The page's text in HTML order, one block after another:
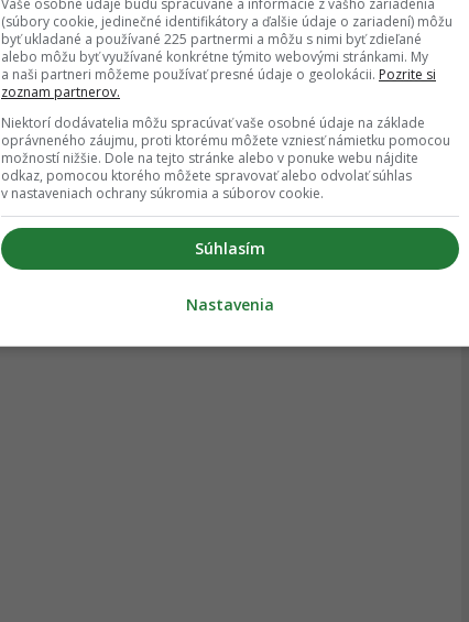
Vaše osobné údaje budú spracúvané a informácie z vášho zariadenia
(súbory cookie, jedinečné identifikátory a ďalšie údaje o zariadení) môžu
byť ukladané a používané 225 partnermi a môžu s nimi byť zdieľané
alebo môžu byť využívané konkrétne týmito webovými stránkami. My
a naši partneri môžeme používať presné údaje o geolokácii. Pozrite si
zoznam partnerov.
Niektorí dodávatelia môžu spracúvať vaše osobné údaje na základe
oprávneného záujmu, proti ktorému môžete vzniesť námietku pomocou
možností nižšie. Dole na tejto stránke alebo v ponuke webu nájdite
odkaz, pomocou ktorého môžete spravovať alebo odvolať súhlas
v nastaveniach ochrany súkromia a súborov cookie.
Súhlasím
Nastavenia